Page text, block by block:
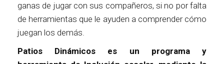
ganas de jugar con sus compañeros, si no por falta
de herramientas que le ayuden a comprender cómo
juegan los demás.
Patios Dinámicos es un programa y